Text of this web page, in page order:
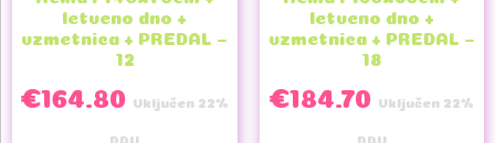
letveno dno +
vzmetnica + PREDAL –
12
€164.80 Vključen 22%
DDV
letveno dno +
vzmetnica + PREDAL –
18
€184.70 Vključen 22%
DDV